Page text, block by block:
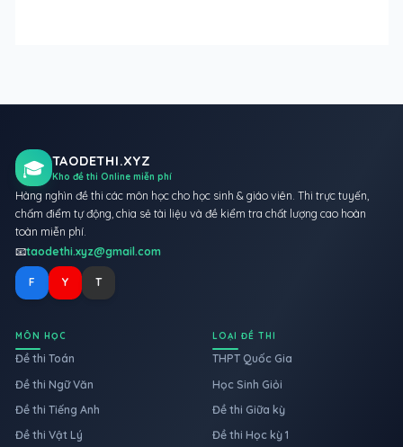
🎓 TAODETHI.XYZ
Kho đề thi Online miễn phí
Hàng nghìn đề thi các môn học cho học sinh & giáo viên. Thi trực tuyến,
chấm điểm tự động, chia sẻ tài liệu và đề kiểm tra chất lượng cao hoàn
toàn miễn phí.
📧taodethi.xyz@gmail.com
F Y T
MÔN HỌC
Đề thi Toán
Đề thi Ngữ Văn
Đề thi Tiếng Anh
Đề thi Vật Lý
LOẠI ĐỀ THI
THPT Quốc Gia
Học Sinh Giỏi
Đề thi Giữa kỳ
Đề thi Học kỳ 1